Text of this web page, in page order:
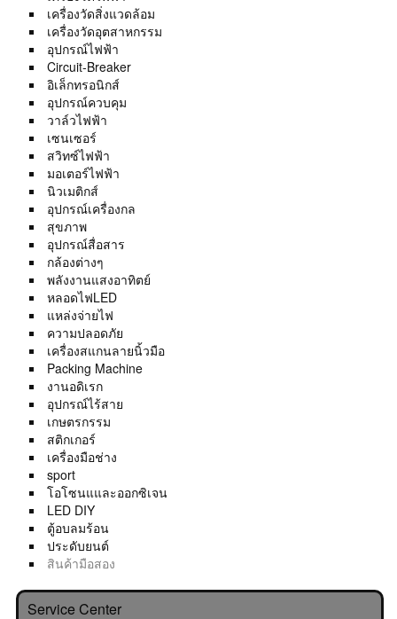
เครื่องวัดสิ่งแวดล้อม
เครื่องวัดอุตสาหกรรม
อุปกรณ์ไฟฟ้า
Circuit-Breaker
อิเล็กทรอนิกส์
อุปกรณ์ควบคุม
วาล์วไฟฟ้า
เซนเซอร์
สวิทซ์ไฟฟ้า
มอเตอร์ไฟฟ้า
นิวเมติกส์
อุปกรณ์เครื่องกล
สุขภาพ
อุปกรณ์สื่อสาร
กล้องต่างๆ
พลังงานแสงอาทิตย์
หลอดไฟLED
แหล่งจ่ายไฟ
ความปลอดภัย
เครื่องสแกนลายนิ้วมือ
Packing Machine
งานอดิเรก
อุปกรณ์ไร้สาย
เกษตรกรรม
สติกเกอร์
เครื่องมือช่าง
sport
โอโซนแและออกซิเจน
LED DIY
ตู้อบลมร้อน
ประดับยนต์
สินค้ามือสอง
Service Center